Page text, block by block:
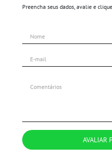
Preencha seus dados, avalie e
AVALIAR